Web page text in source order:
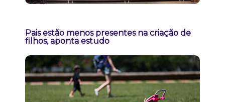
Pais estão menos presentes na criação de
filhos, aponta estudo